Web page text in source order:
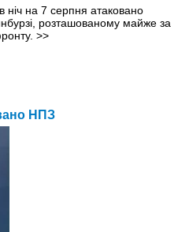
ніч на 7 серпня атаковано
розташованому майже за
>>
НПЗ